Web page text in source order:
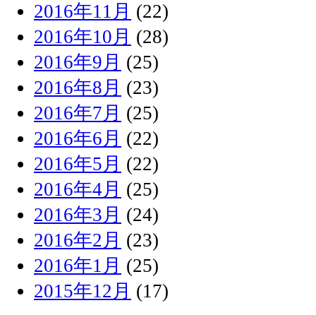
2016年11月 (22)
2016年10月 (28)
2016年9月 (25)
2016年8月 (23)
2016年7月 (25)
2016年6月 (22)
2016年5月 (22)
2016年4月 (25)
2016年3月 (24)
2016年2月 (23)
2016年1月 (25)
2015年12月 (17)